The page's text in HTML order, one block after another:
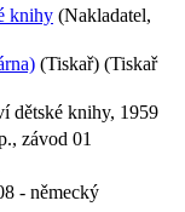
knihy (Nakladatel,
(Tiskař) (Tiskař
dětské knihy, 1959
závod 01
- německý